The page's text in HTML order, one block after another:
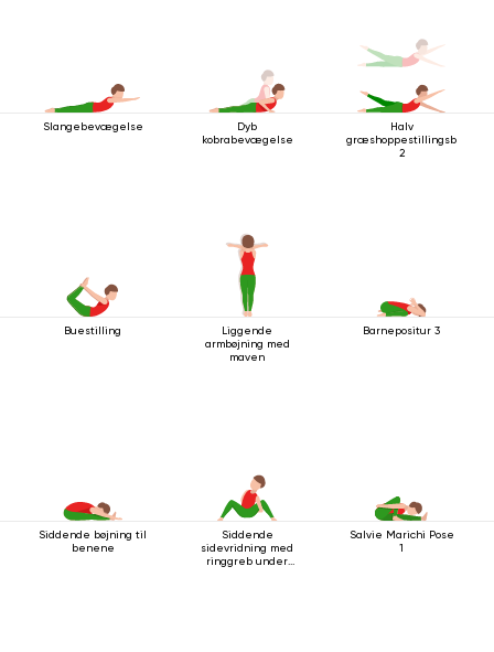
Slangebevægelse
Dyb
kobrabevægelse
Halv
2
Buestilling
Liggende
armbøjning med
maven
Barnepositur 3
Siddende bøjning til
benene
Siddende
sidevridning med
ringgreb under
Salvie Marichi Pose
1